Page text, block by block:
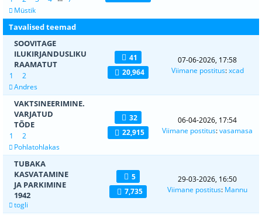
Müstik
Tavalised teemad
SOOVITAGE
ILUKIRJANDUSLIKU
RAAMATUT
1
2
Andres
41
20,964
07-06-2026, 17:58
Viimane postitus:xcad
VAKTSINEERIMINE.
VARJATUD
TÕDE
1
2
Pohlatohlakas
32
22,915
06-04-2026, 17:54
Viimane postitus:vasamasa
TUBAKA
KASVATAMINE
JA PARKIMINE
1942
togli
5
7,735
29-03-2026, 16:50
Viimane postitus: Mannu